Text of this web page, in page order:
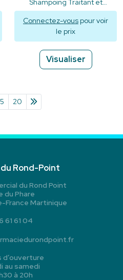
Shampoing Traitant et
Rééquilibrant
Connectez-vous pour voir
le prix
Visualiser
20
Rond-Point
du Rond Point
du Phare
Martinique
61 61 04
d’ouverture
au samedi
à 20h